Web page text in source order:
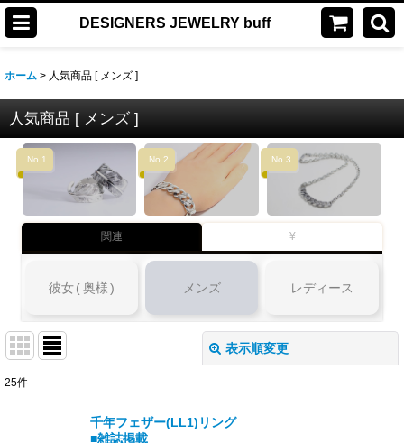
DESIGNERS JEWELRY buff
ホーム > 人気商品 [ メンズ ]
人気商品 [ メンズ ]
No.1 No.2 No.3
関連 ¥
彼女(奥様) メンズ レディース
表示順変更
25件
千年フェザー(LL1)リング
■雑誌掲載